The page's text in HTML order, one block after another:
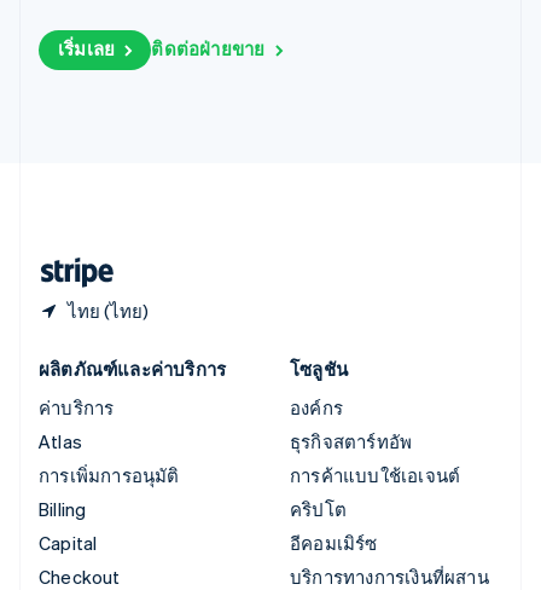
เริ่มเลย ติดต่อฝ่ายขาย
ไทย (ไทย)
อิตาลี
ItalianoEnglish
ผลิตภัณฑ์และค่าบริการ
ค่าบริการ
Atlas
การเพิ่มการอนุมัติ
Billing
Capital
Checkout
โซลูชัน
องค์กร
ธุรกิจสตาร์ทอัพ
การค้าแบบใช้เอเจนต์
คริปโต
อีคอมเมิร์ซ
บริการทางการเงินที่ผสาน